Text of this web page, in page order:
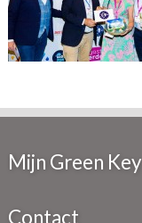
Mijn Green Key
Contact